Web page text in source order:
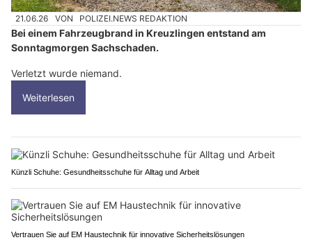
21.06.26 VON POLIZEI.NEWS REDAKTION
Bei einem Fahrzeugbrand in Kreuzlingen entstand am
Sonntagmorgen Sachschaden.
Verletzt wurde niemand.
Weiterlesen
Künzli Schuhe: Gesundheitsschuhe für Alltag und Arbeit
Vertrauen Sie auf EM Haustechnik für innovative Sicherheitslösungen